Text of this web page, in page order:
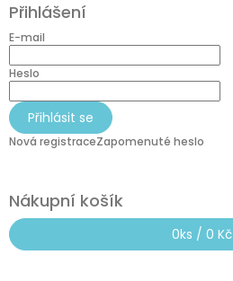
i
s
u
p
a
Přihlášení
E-mail
Heslo
Přihlásit se
Nová registraceZapomenuté heslo
Nákupní košík
0ks / 0 Kč